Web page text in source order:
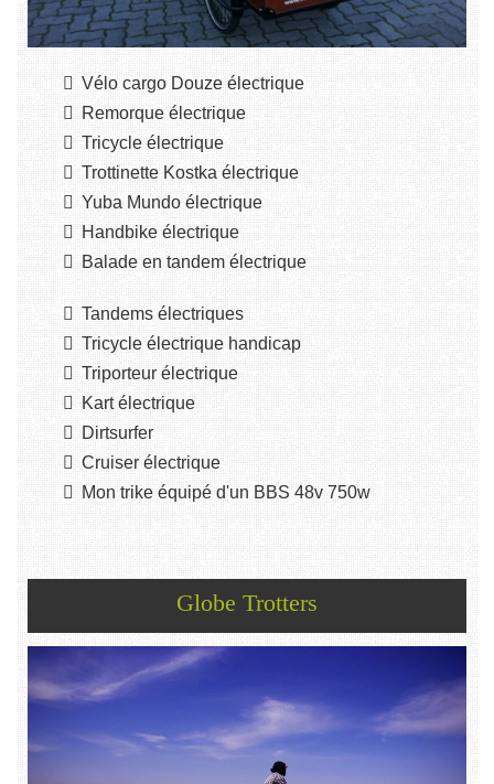
Vélo cargo Douze électrique
Remorque électrique
Tricycle électrique
Trottinette Kostka électrique
Yuba Mundo électrique
Handbike électrique
Balade en tandem électrique
Tandems électriques
Tricycle électrique handicap
Triporteur électrique
Kart électrique
Dirtsurfer
Cruiser électrique
Mon trike équipé d'un BBS 48v 750w
Globe Trotters